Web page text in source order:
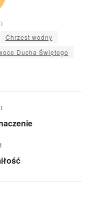
Chrzest wodny
Ducha Świętego